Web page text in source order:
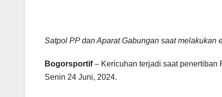
Satpol PP dan Aparat Gabungan saat
Bogorsportif– Kericuhan terjadi saat penertiban
Senin 24 Juni, 2024.